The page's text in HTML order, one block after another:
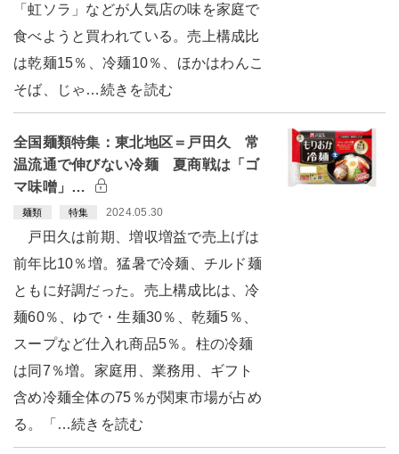
「虹ソラ」などが人気店の味を家庭で
食べようと買われている。売上構成比
は乾麺15％、冷麺10％、ほかはわんこ
そば、じゃ…続きを読む
全国麺類特集：東北地区＝戸田久 常
温流通で伸びない冷麺 夏商戦は「ゴ
マ味噌」…
麺類 特集 2024.05.30
戸田久は前期、増収増益で売上げは
前年比10％増。猛暑で冷麺、チルド麺
ともに好調だった。売上構成比は、冷
麺60％、ゆで・生麺30％、乾麺5％、
スープなど仕入れ商品5％。柱の冷麺
は同7％増。家庭用、業務用、ギフト
含め冷麺全体の75％が関東市場が占め
る。「…続きを読む